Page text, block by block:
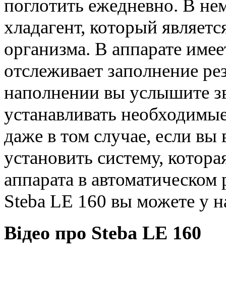
поглотить ежедневно. В
хладагент, который
организма. В аппарате
отслеживает заполнение
наполнении вы услышите
устанавливать
даже в том случае, если
установить систему,
аппарата в
Steba LE 160 вы можете у
Відео про Steba LE 160